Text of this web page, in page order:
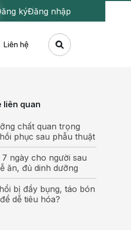
kýĐăng nhập
Liên hệ
liên quan
chất quan trọng
phục sau phẫu thuật
ngày cho người sau
ăn, đủ dinh dưỡng
bị đầy bụng, táo bón
dễ tiêu hóa?